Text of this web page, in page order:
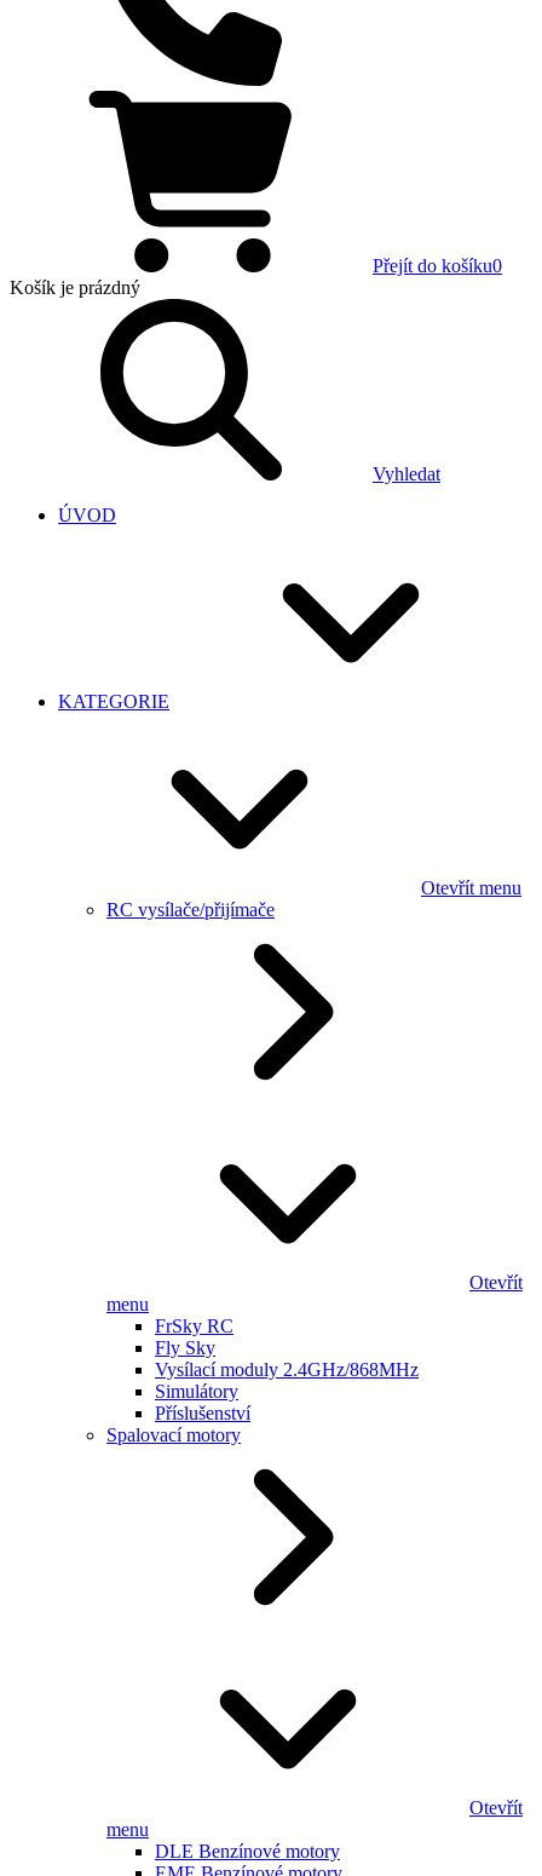
Přejít do košíku0
Košík je prázdný
Vyhledat
ÚVOD
KATEGORIE
Otevřít menu
RC vysílače/přijímače
Otevřít
menu
FrSky RC
Fly Sky
Vysílací moduly 2.4GHz/868MHz
Simulátory
Příslušenství
Spalovací motory
Otevřít
menu
DLE Benzínové motory